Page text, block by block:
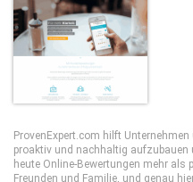
ProvenExpert.com hilft
proaktiv und nachhaltig aufzubauen
heute Online-Bewertungen mehr als
Freunden und Familie, und genau